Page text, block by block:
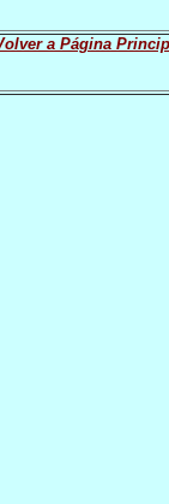
a Página